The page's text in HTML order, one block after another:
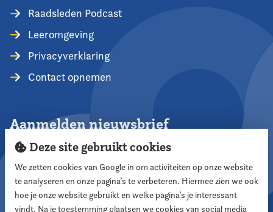
Raadsleden Podcast
Leeromgeving
Privacyverklaring
Contact opnemen
Aanmelden nieuwsbrief
Aanmelden
Deze site gebruikt cookies
We zetten cookies van Google in om activiteiten op onze website
te analyseren en onze pagina’s te verbeteren. Hiermee zien we ook
hoe je onze website gebruikt en welke pagina’s je interessant
vindt. Na je toestemming plaatsen we cookies van social media